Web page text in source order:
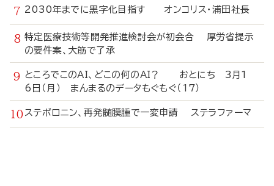
2030年までに黒字化目指す オンコリス・浦田社長
特定医療技術等開発推進検討会が初会合 厚労省提示
の要件案、大筋で了承
ところでこのAI、どこの何のAI？ おとにち 3月1
6日（月） まんまるのデータもぐもぐ（17）
ステボロニン、再発髄膜腫で一変申請 ステラファーマ